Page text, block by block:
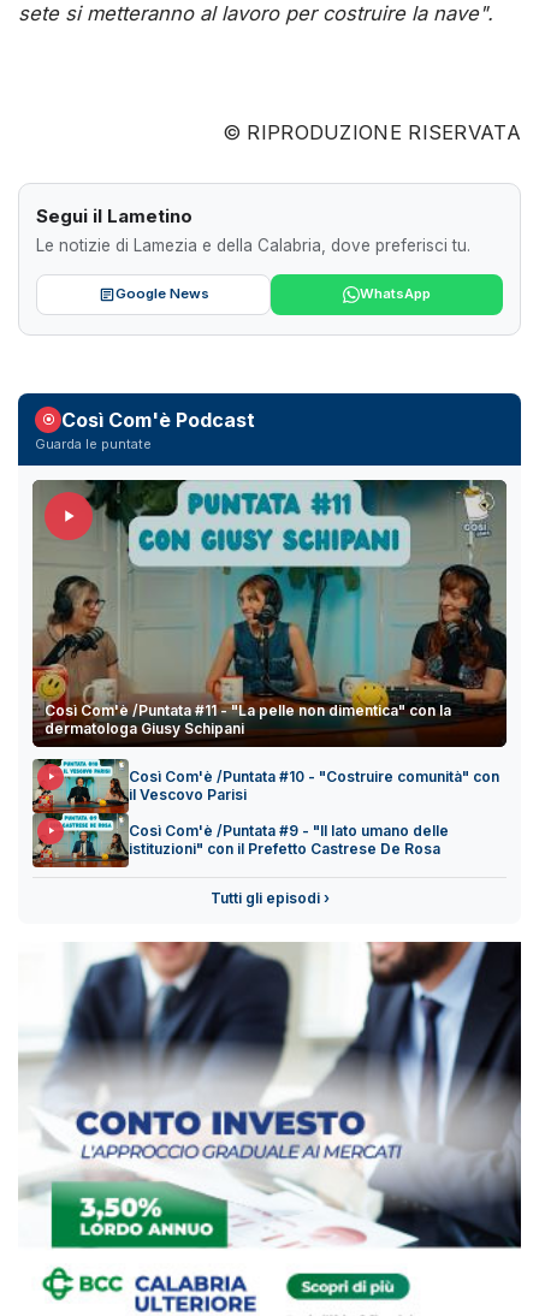
sete si metteranno al lavoro per costruire la nave".
© RIPRODUZIONE RISERVATA
Segui il Lametino
Le notizie di Lamezia e della Calabria, dove preferisci tu.
Google News WhatsApp
Così Com'è Podcast
Guarda le puntate
Così Com'è /Puntata #11 - "La pelle non dimentica" con la
dermatologa Giusy Schipani
Così Com'è /Puntata #10 - "Costruire comunità" con
il Vescovo Parisi
Così Com'è /Puntata #9 - "Il lato umano delle
istituzioni" con il Prefetto Castrese De Rosa
Tutti gli episodi ›